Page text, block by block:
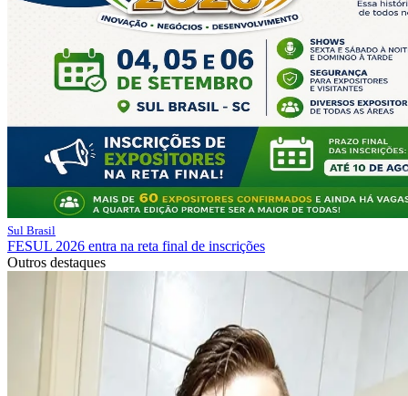
Sul Brasil
FESUL 2026 entra na reta final de inscrições
Outros destaques